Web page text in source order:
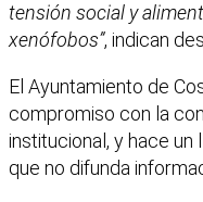
tensión social y
xenófobos”, indican
El Ayuntamiento de
compromiso con la
institucional, y hace un
que no difunda